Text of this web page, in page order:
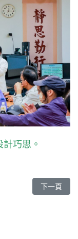
巧思。
來塢風華《人醫心傳
下一篇文
下一頁